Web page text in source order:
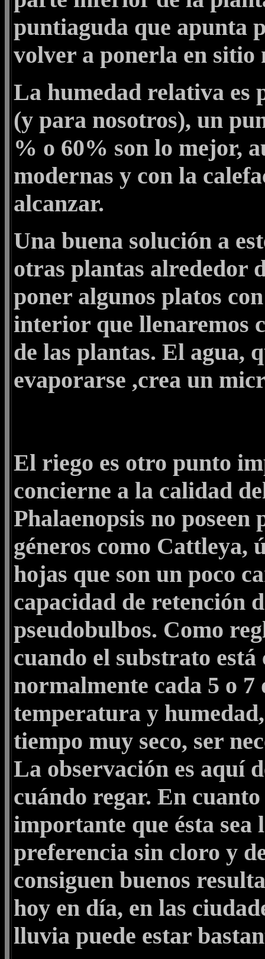
puntiaguda que apunta
volver a ponerla en sitio
La humedad relativa es
(y para nosotros), un
% o 60% son lo mejor,
modernas y con la
alcanzar.
Una buena solución a
otras plantas alrededor
poner algunos platos
interior que llenaremos
de las plantas. El agua,
evaporarse ,crea un
El riego es otro punto
concierne a la calidad
Phalaenopsis no poseen
géneros como Cattleya,
hojas que son un poco
capacidad de retención
pseudobulbos. Como
cuando el substrato está
normalmente cada 5 o 7
temperatura y
tiempo muy seco, ser
La observación es aquí
cuándo regar. En
importante que ésta sea
preferencia sin cloro y
consiguen buenos
hoy en día, en las
lluvia puede estar